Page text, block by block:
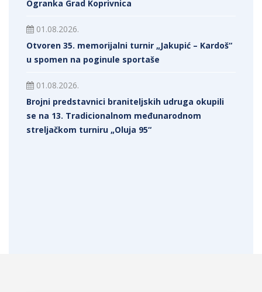
Ogranka Grad Koprivnica
01.08.2026.
Otvoren 35. memorijalni turnir „Jakupić – Kardoš“
u spomen na poginule sportaše
01.08.2026.
Brojni predstavnici braniteljskih udruga okupili
se na 13. Tradicionalnom međunarodnom
streljačkom turniru „Oluja 95“